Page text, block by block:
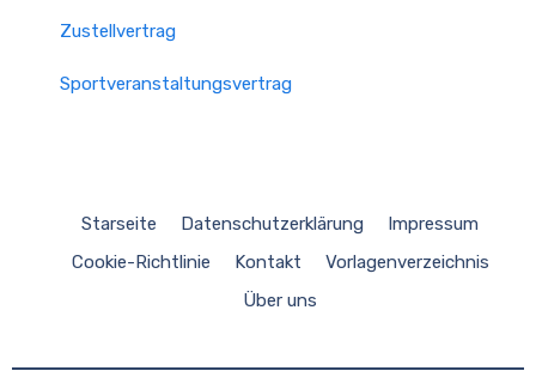
Zustellvertrag
Sportveranstaltungsvertrag
Starseite Datenschutzerklärung
Impressum
Cookie-Richtlinie
Kontakt
Vorlagenverzeichnis
Über uns